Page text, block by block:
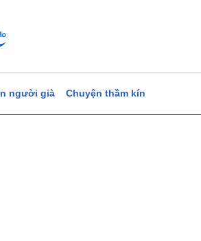
người già Chuyện thầm kín